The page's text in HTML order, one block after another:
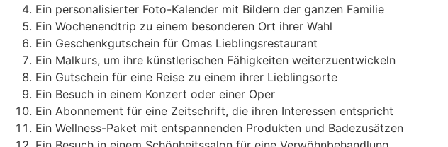
Ein personalisierter Foto-Kalender mit Bildern der ganzen Familie
Ein Wochenendtrip zu einem besonderen Ort ihrer Wahl
Ein Geschenkgutschein für Omas Lieblingsrestaurant
Ein Malkurs, um ihre künstlerischen Fähigkeiten weiterzuentwickeln
Ein Gutschein für eine Reise zu einem ihrer Lieblingsorte
Ein Besuch in einem Konzert oder einer Oper
Ein Abonnement für eine Zeitschrift, die ihren Interessen entspricht
Ein Wellness-Paket mit entspannenden Produkten und Badezusätzen